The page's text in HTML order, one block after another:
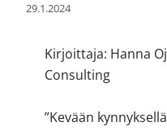
29.1.2024
Kirjoittaja: Hanna
Consulting
”Kevään